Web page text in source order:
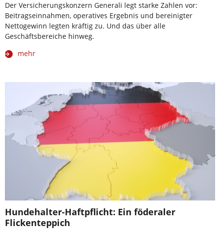
Der Versicherungskonzern Generali legt starke Zahlen vor:
Beitragseinnahmen, operatives Ergebnis und bereinigter
Nettogewinn legten kräftig zu. Und das über alle
Geschäftsbereiche hinweg.
mehr
Hundehalter-Haftpflicht: Ein föderaler
Flickenteppich